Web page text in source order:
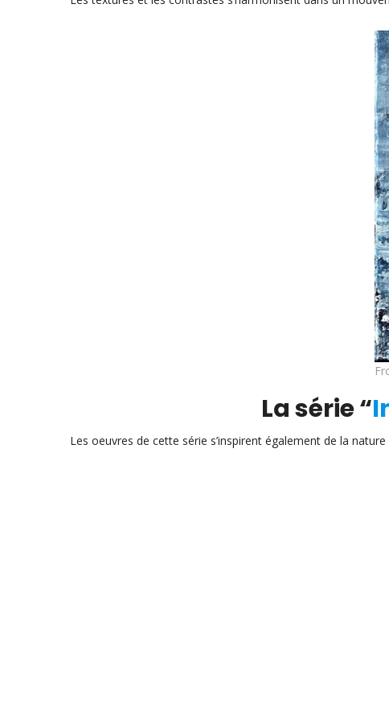
La série “
Les oeuvres de cette série s’inspirent également de la